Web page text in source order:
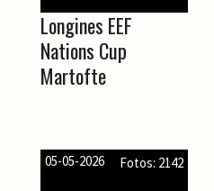
Longines EEF
Nations Cup
Martofte
05-05-2026 Fotos: 2142